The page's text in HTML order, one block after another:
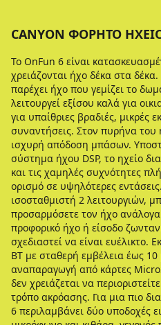
CANYON ΦΟΡΗΤΌ
Το OnFun 6 είναι
χρειάζονται ήχο δέκα στα
παρέχει ήχο που γεμίζει το
λειτουργεί εξίσου καλά για
για υπαίθριες βραδιές, μικρές
συναντήσεις. Στον πυρήνα του
ισχυρή απόδοση μπάσων.
σύστημα ήχου DSP, το ηχείο
και τις χαμηλές συχνότητες
ορισμό σε υψηλότερες
ισοσταθμιστή 2 λειτουργιών,
προσαρμόσετε τον ήχο
προφορικό ήχο ή είσοδο
σχεδιαστεί να είναι ευέλικτο.
BT με σταθερή εμβέλεια έως 10
αναπαραγωγή από κάρτες
δεν χρειάζεται να
τρόπο ακρόασης. Για μια πιο
6 περιλαμβάνει δύο υποδοχές